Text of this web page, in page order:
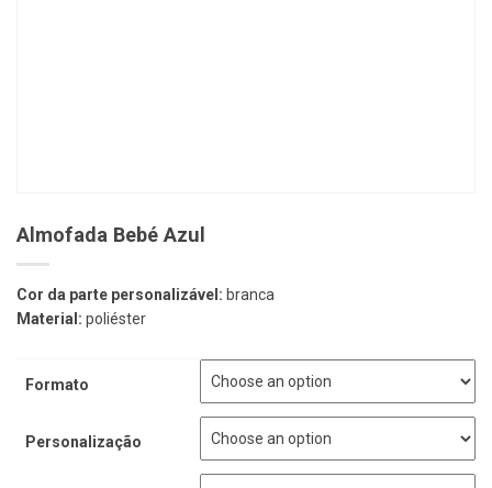
Almofada Bebé Azul
Cor da parte personalizável: branca
Material: poliéster
Formato
Personalização